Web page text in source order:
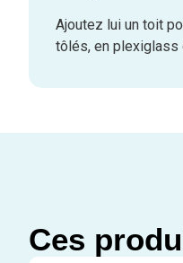
Ajoutez lui un toit
tôlés, en plexiglass
Ces